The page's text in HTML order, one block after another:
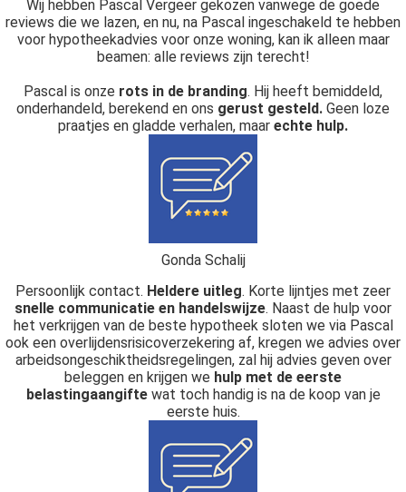
Wij hebben Pascal Vergeer gekozen vanwege de goede
reviews die we lazen, en nu, na Pascal ingeschakeld te hebben
voor hypotheekadvies voor onze woning, kan ik alleen maar
beamen: alle reviews zijn terecht!
Pascal is onze rots in de branding. Hij heeft bemiddeld,
onderhandeld, berekend en ons gerust gesteld. Geen loze
praatjes en gladde verhalen, maar echte hulp.
Gonda Schalij
Persoonlijk contact. Heldere uitleg. Korte lijntjes met zeer
snelle communicatie en handelswijze. Naast de hulp voor
het verkrijgen van de beste hypotheek sloten we via Pascal
ook een overlijdensrisicoverzekering af, kregen we advies over
arbeidsongeschiktheidsregelingen, zal hij advies geven over
beleggen en krijgen we hulp met de eerste
belastingaangiftewat toch handig is na de koop van je
eerste huis.